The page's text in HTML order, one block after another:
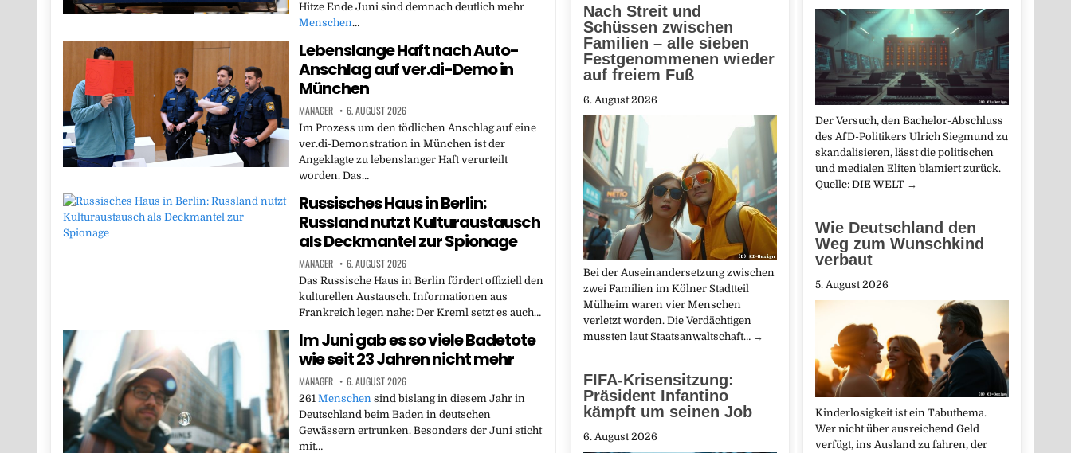
Hitze Ende Juni sind demnach deutlich mehr
Menschen…
Lebenslange Haft nach Auto-
Anschlag auf ver.di-Demo in
München
MANAGER 6. AUGUST 2026
Im Prozess um den tödlichen Anschlag auf eine
ver.di-Demonstration in München ist der
Angeklagte zu lebenslanger Haft verurteilt
worden. Das…
Russisches Haus in Berlin:
Russland nutzt Kulturaustausch
als Deckmantel zur Spionage
MANAGER 6. AUGUST 2026
Das Russische Haus in Berlin fördert offiziell den
kulturellen Austausch. Informationen aus
Frankreich legen nahe: Der Kreml setzt es auch…
Im Juni gab es so viele Badetote
wie seit 23 Jahren nicht mehr
MANAGER 6. AUGUST 2026
261 Menschensind bislang in diesem Jahr in
Deutschland beim Baden in deutschen
Gewässern ertrunken. Besonders der Juni sticht
mit…
Der Versuch, den Bachelor-Abschluss
des AfD-Politikers Ulrich Siegmund zu
skandalisieren, lässt die politischen
und medialen Eliten blamiert zurück.
Quelle: DIE WELT →
Wie Deutschland den
Weg zum Wunschkind
verbaut
5. August 2026
Kinderlosigkeit ist ein Tabuthema.
Wer nicht über ausreichend Geld
verfügt, ins Ausland zu fahren, der
Nach Streit und
Schüssen zwischen
Familien – alle sieben
Festgenommenen wieder
auf freiem Fuß
6. August 2026
Bei der Auseinandersetzung zwischen
zwei Familien im Kölner Stadtteil
Mülheim waren vier Menschen
verletzt worden. Die Verdächtigen
mussten laut Staatsanwaltschaft… →
FIFA-Krisensitzung:
Präsident Infantino
kämpft um seinen Job
6. August 2026